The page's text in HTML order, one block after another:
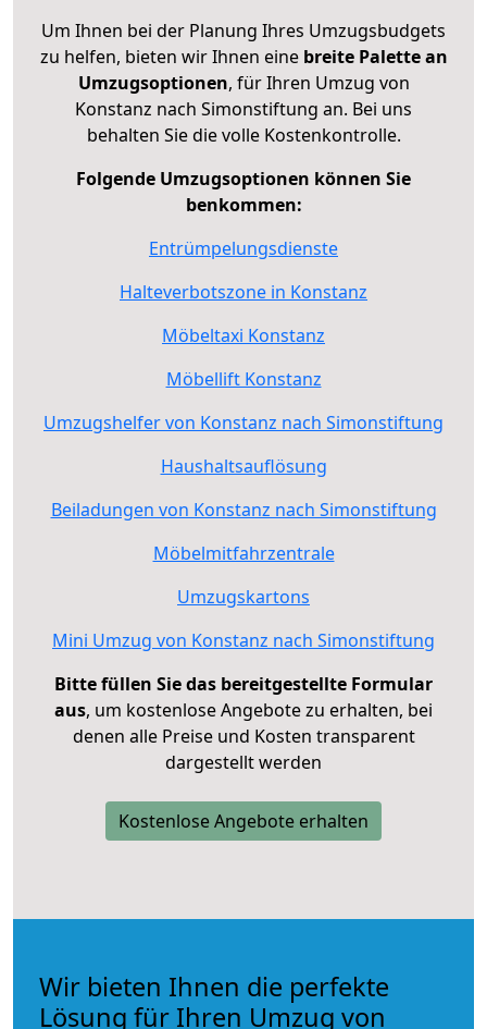
Um Ihnen bei der Planung Ihres Umzugsbudgets
zu helfen, bieten wir Ihnen eine breite Palette an
Umzugsoptionen, für Ihren Umzug von
Konstanz nach Simonstiftung an. Bei uns
behalten Sie die volle Kostenkontrolle.
Folgende Umzugsoptionen können Sie
benkommen:
Entrümpelungsdienste
Halteverbotszone in Konstanz
Möbeltaxi Konstanz
Möbellift Konstanz
Umzugshelfer von Konstanz nach Simonstiftung
Haushaltsauflösung
Beiladungen von Konstanz nach Simonstiftung
Möbelmitfahrzentrale
Umzugskartons
Mini Umzug von Konstanz nach Simonstiftung
Bitte füllen Sie das bereitgestellte Formular
aus, um kostenlose Angebote zu erhalten, bei
denen alle Preise und Kosten transparent
dargestellt werden
Kostenlose Angebote erhalten
Wir bieten Ihnen die perfekte
Lösung für Ihren Umzug von